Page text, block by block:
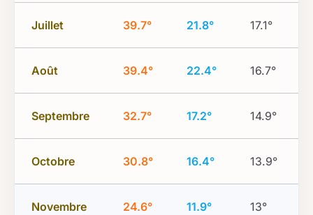
Juillet 39.7° 21.8° 17.1°
Août 39.4° 22.4° 16.7°
Septembre 32.7° 17.2° 14.9°
Octobre 30.8° 16.4° 13.9°
Novembre 24.6° 11.9° 13°